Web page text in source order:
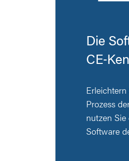
Die
Prozess
nutzen
Software